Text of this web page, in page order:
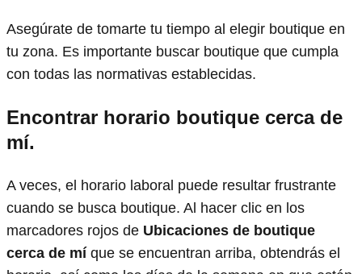
Asegúrate de tomarte tu tiempo al elegir boutique en
tu zona. Es importante buscar boutique que cumpla
con todas las normativas establecidas.
Encontrar horario boutique cerca de
mí.
A veces, el horario laboral puede resultar frustrante
cuando se busca boutique. Al hacer clic en los
marcadores rojos de Ubicaciones de boutique
cerca de mí que se encuentran arriba, obtendrás el